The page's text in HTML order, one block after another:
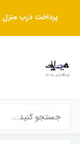
پرداخت درب منزل